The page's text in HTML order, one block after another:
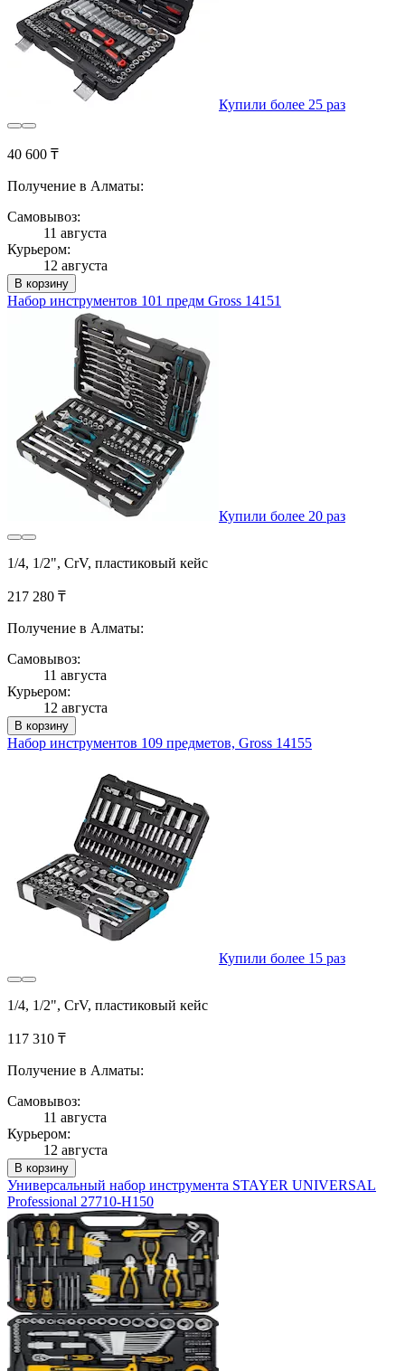
Купили более 25 раз
40 600 ₸
Получение в Алматы:
Самовывоз:
11 августа
Курьером:
12 августа
В корзину
Набор инструментов 101 предм Gross 14151
Купили более 20 раз
1/4, 1/2", CrV, пластиковый кейс
217 280 ₸
Получение в Алматы:
Самовывоз:
11 августа
Курьером:
12 августа
В корзину
Набор инструментов 109 предметов, Gross 14155
Купили более 15 раз
1/4, 1/2", CrV, пластиковый кейс
117 310 ₸
Получение в Алматы:
Самовывоз:
11 августа
Курьером:
12 августа
В корзину
Универсальный набор инструмента STAYER UNIVERSAL
Professional 27710-H150